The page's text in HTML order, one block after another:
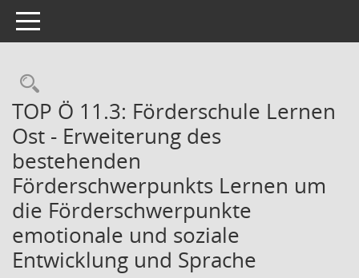
Toggle navigation
Rechercheauswahl
TOP Ö 11.3: Förderschule Lernen
Ost - Erweiterung des
bestehenden
Förderschwerpunkts Lernen um
die Förderschwerpunkte
emotionale und soziale
Entwicklung und Sprache